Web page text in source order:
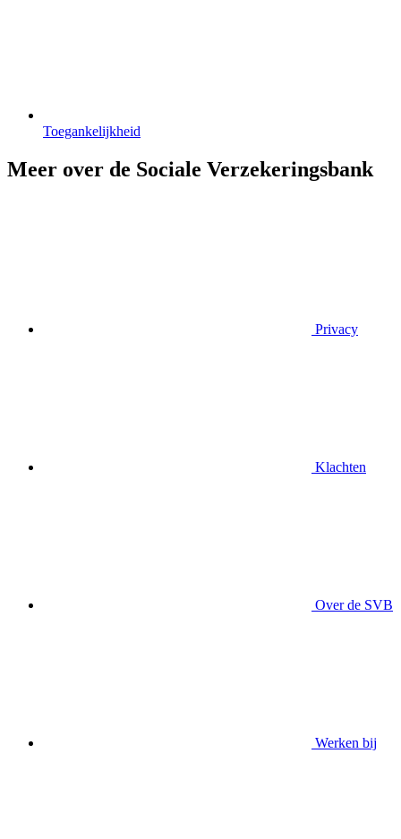
Toegankelijkheid
Meer over de Sociale Verzekeringsbank
Privacy
Klachten
Over de SVB
Werken bij